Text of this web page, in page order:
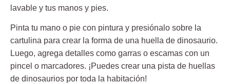
lavable y tus manos y pies.
Pinta tu mano o pie con pintura y presiónalo sobre la
cartulina para crear la forma de una huella de dinosaurio.
Luego, agrega detalles como garras o escamas con un
pincel o marcadores. ¡Puedes crear una pista de huellas
de dinosaurios por toda la habitación!